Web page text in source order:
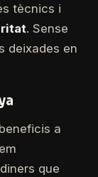
tècnics i
. Sense
deixades en
a
que